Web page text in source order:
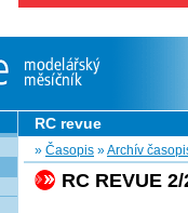
RC revue
» Časopis »Archív
RC REVUE